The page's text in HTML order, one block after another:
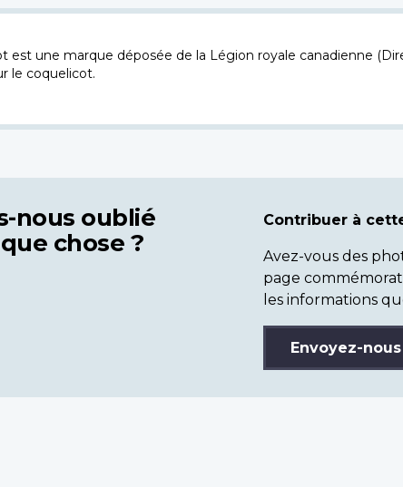
est une marque déposée de la Légion royale canadienne
le coquelicot.
nous oublié
chose ?
Contribuer à
Avez-vous des
page
les informations
Envoyez-